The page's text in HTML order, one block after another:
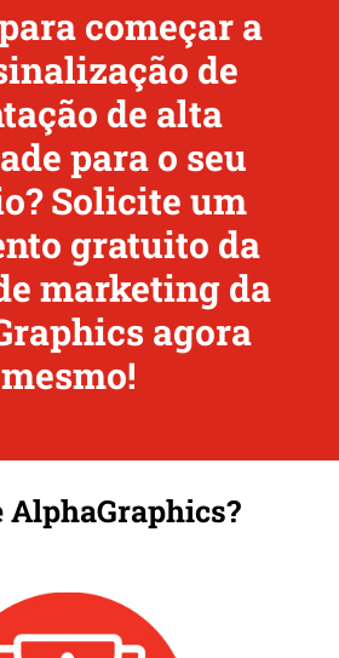
começar a
de
de alta
para o seu
Solicite um
gratuito da
marketing da
agora
mesmo!
AlphaGraphics?